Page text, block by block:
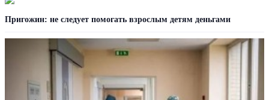
Пригожин: не следует помогать взрослым детям деньгами